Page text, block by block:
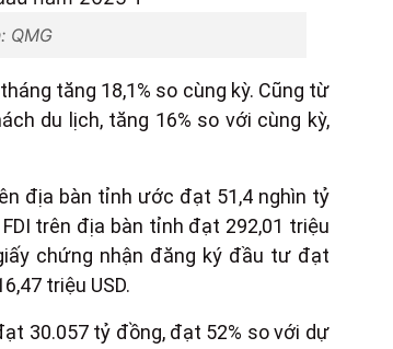
QMG
tăng 18,1% so cùng kỳ. Cũng từ
du lịch, tăng 16% so với cùng kỳ,
địa bàn tỉnh ước đạt 51,4 nghìn tỷ
trên địa bàn tỉnh đạt 292,01 triệu
chứng nhận đăng ký đầu tư đạt
triệu USD.
30.057 tỷ đồng, đạt 52% so với dự